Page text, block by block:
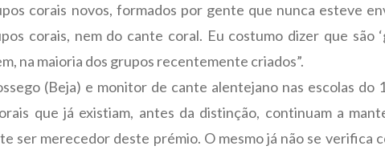
corais novos, formados por gente que nunca esteve
corais, nem do cante coral. Eu costumo dizer que são
na maioria dos grupos recentemente criados”.
(Beja) e monitor de cante alentejano nas escolas do
que já existiam, antes da distinção, continuam a
ser merecedor deste prémio. O mesmo já não se verifica